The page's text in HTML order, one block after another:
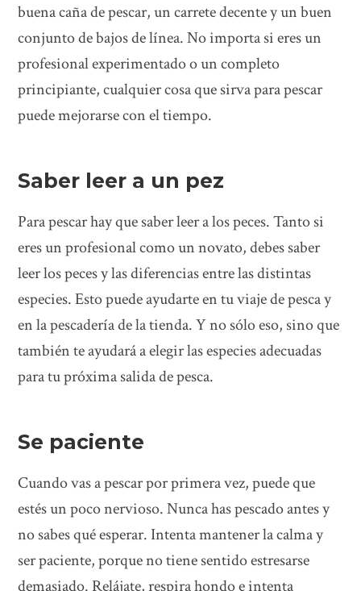
buena caña de pescar, un carrete decente y un buen
conjunto de bajos de línea. No importa si eres un
profesional experimentado o un completo
principiante, cualquier cosa que sirva para pescar
puede mejorarse con el tiempo.
Saber leer a un pez
Para pescar hay que saber leer a los peces. Tanto si
eres un profesional como un novato, debes saber
leer los peces y las diferencias entre las distintas
especies. Esto puede ayudarte en tu viaje de pesca y
en la pescadería de la tienda. Y no sólo eso, sino que
también te ayudará a elegir las especies adecuadas
para tu próxima salida de pesca.
Se paciente
Cuando vas a pescar por primera vez, puede que
estés un poco nervioso. Nunca has pescado antes y
no sabes qué esperar. Intenta mantener la calma y
ser paciente, porque no tiene sentido estresarse
demasiado. Relájate, respira hondo e intenta